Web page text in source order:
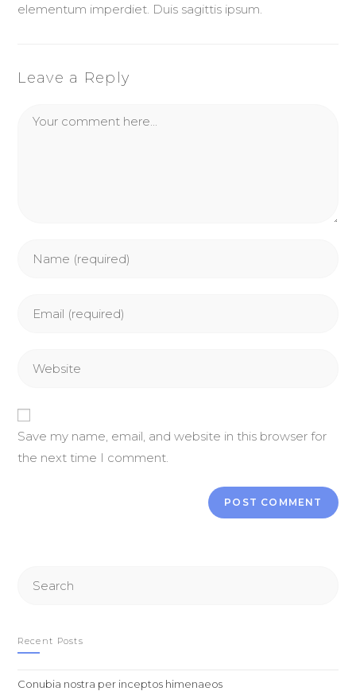
elementum imperdiet. Duis sagittis ipsum.
Leave a Reply
your
comment
your
address
your
URL
(optional)
Save my name, email, and website in this browser for
the next time I comment.
this
Recent Posts
Conubia nostra per inceptos himenaeos